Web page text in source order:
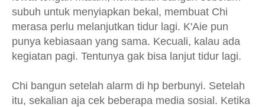
subuh untuk menyiapkan bekal, membuat Chi
merasa perlu melanjutkan tidur lagi. K'Aie pun
punya kebiasaan yang sama. Kecuali, kalau ada
kegiatan pagi. Tentunya gak bisa lanjut tidur lagi.
Chi bangun setelah alarm di hp berbunyi. Setelah
itu, sekalian aja cek beberapa media sosial. Ketika